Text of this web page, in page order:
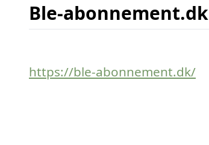
Ble-abonnement.dk
https://ble-abonnement.dk/